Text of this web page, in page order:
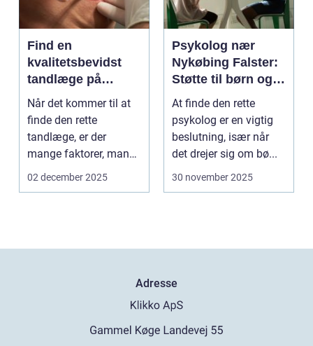
Find en
kvalitetsbevidst
tandlæge på
Vesterbro
Når det kommer til at
finde den rette
tandlæge, er der
mange faktorer, man
bør ov...
02 december 2025
Psykolog nær
Nykøbing Falster:
Støtte til børn og
unge
At finde den rette
psykolog er en vigtig
beslutning, især når
det drejer sig om bø...
30 november 2025
Adresse